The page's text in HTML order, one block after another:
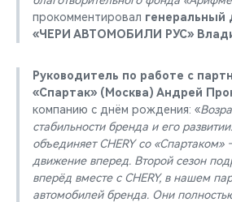
прокомментировал генеральный
«ЧЕРИ АВТОМОБИЛИ РУС»
Руководитель по работе с
«Спартак» (Москва) Андрей
компанию с днём рождения: «
стабильности бренда и его
объединяет CHERY со «Спартаком»
движение вперед. Второй сезон
вперёд вместе с CHERY, в нашем
автомобилей бренда. Они